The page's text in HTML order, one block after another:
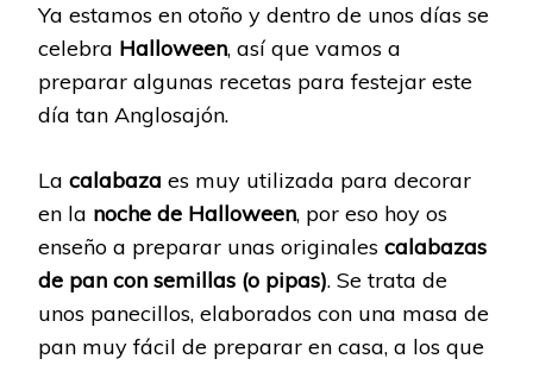
Ya estamos en otoño y dentro de unos días se
celebra Halloween, así que vamos a
preparar algunas recetas para festejar este
día tan Anglosajón.
La calabaza es muy utilizada para decorar
en la noche de Halloween, por eso hoy os
enseño a preparar unas originales calabazas
de pan con semillas (o pipas). Se trata de
unos panecillos, elaborados con una masa de
pan muy fácil de preparar en casa, a los que